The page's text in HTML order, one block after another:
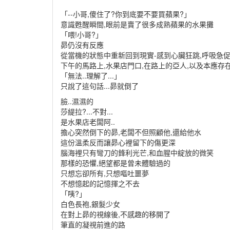
「--小哥,傻住了?你到底要不要買蘋果?」
意識甦醒瞬間,眼前是賣了很多成熟蘋果的水果攤
「喂!小哥?」
昴仍沒有反應
從當機的狀態中重新回到現實-感到心臟狂跳,呼吸急促
下午的馬路上,水果店門口,在路上的亞人,以及本應存
「無法..理解了...」
只說了這句話...昴就倒了
臉..濕濕的
莎緹拉?...不對...
是水果店老闆阿..
擔心突然倒下的昴,老闆不但照顧他,還給他水
這份溫柔反而讓昴心裡留下的傷更深
腦海裡只有彎刀的鋒利光芒,和血腥中綻放的微笑
那樣的恐懼,絕望都是曾未體驗過的
只想忘卻所有,只想嘔吐噩夢
不想憶起的記憶揮之不去
「咦?」
白色長袍,銀髮少女
在對上昴的視線後,不感趣的移開了
筆直的凝視前進的路